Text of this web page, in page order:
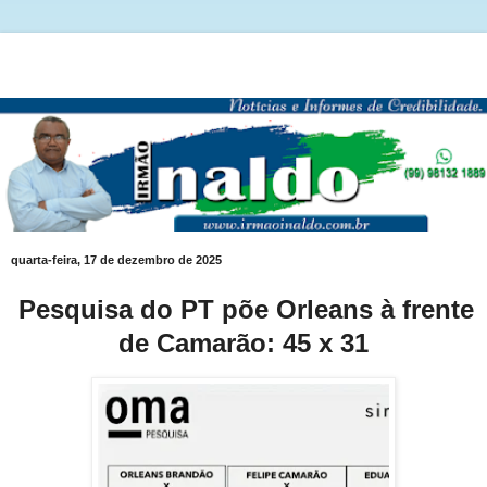
quarta-feira, 17 de dezembro de 2025
Pesquisa do PT põe Orleans à frente
de Camarão: 45 x 31